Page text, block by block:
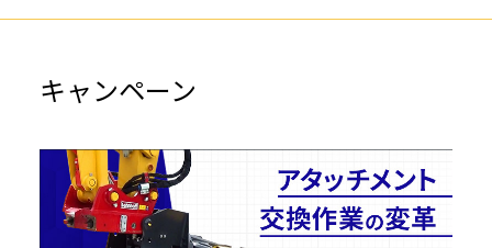
キャンペーン